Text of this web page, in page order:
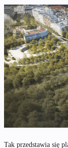
Tak przedstawia się